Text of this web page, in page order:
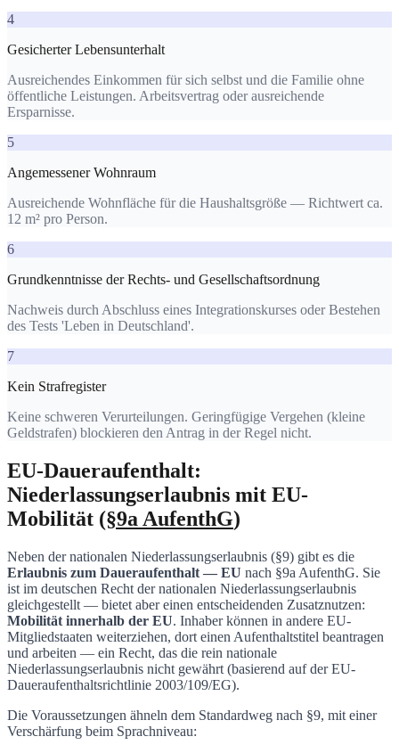
4
Gesicherter Lebensunterhalt
Ausreichendes Einkommen für sich selbst und die Familie ohne
öffentliche Leistungen. Arbeitsvertrag oder ausreichende
Ersparnisse.
5
Angemessener Wohnraum
Ausreichende Wohnfläche für die Haushaltsgröße — Richtwert ca.
12 m² pro Person.
6
Grundkenntnisse der Rechts- und Gesellschaftsordnung
Nachweis durch Abschluss eines Integrationskurses oder Bestehen
des Tests 'Leben in Deutschland'.
7
Kein Strafregister
Keine schweren Verurteilungen. Geringfügige Vergehen (kleine
Geldstrafen) blockieren den Antrag in der Regel nicht.
EU-Daueraufenthalt:
Niederlassungserlaubnis mit EU-
Mobilität (§9a AufenthG)
Neben der nationalen Niederlassungserlaubnis (§9) gibt es die
Erlaubnis zum Daueraufenthalt — EU nach §9a AufenthG. Sie
ist im deutschen Recht der nationalen Niederlassungserlaubnis
gleichgestellt — bietet aber einen entscheidenden Zusatznutzen:
Mobilität innerhalb der EU. Inhaber können in andere EU-
Mitgliedstaaten weiterziehen, dort einen Aufenthaltstitel beantragen
und arbeiten — ein Recht, das die rein nationale
Niederlassungserlaubnis nicht gewährt (basierend auf der EU-
Daueraufenthaltsrichtlinie 2003/109/EG).
Die Voraussetzungen ähneln dem Standardweg nach §9, mit einer
Verschärfung beim Sprachniveau: